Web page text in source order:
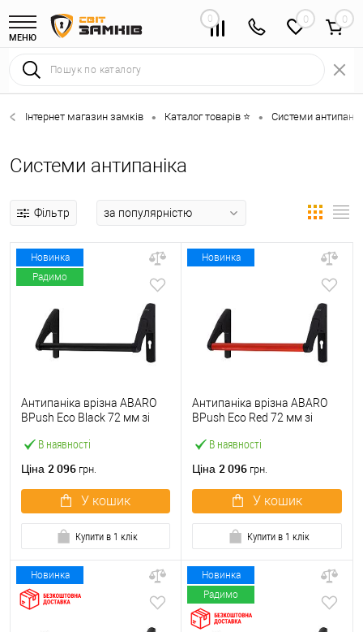
МЕНЮ
0 0
Інтернет магазин замків • Каталог товарів ⭐ • Системи
Системи антипаніка
Фільтр
Новинка
Радимо
В наявності
Антипаніка врізна ABARO
BPush Eco Black 72 мм зі
Ціна 2 096 грн.
У кошик
Купити в 1 клік
Новинка
В наявності
Антипаніка врізна ABARO
BPush Eco Red 72 мм зі
Ціна 2 096 грн.
У кошик
Купити в 1 клік
Новинка
Новинка
Радимо